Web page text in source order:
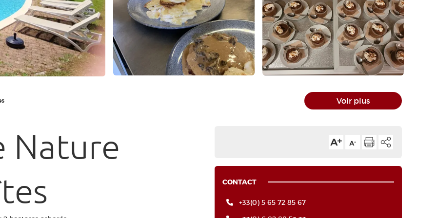
Voir plus
Nature
CONTACT
+33(0) 5 65 72 85 67